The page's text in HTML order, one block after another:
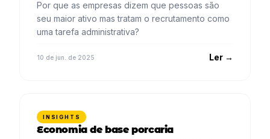
Por que as empresas dizem que pessoas são
seu maior ativo mas tratam o recrutamento como
uma tarefa administrativa?
10 de jun. de 2025 Ler →
INSIGHTS
Economia de base porcaria